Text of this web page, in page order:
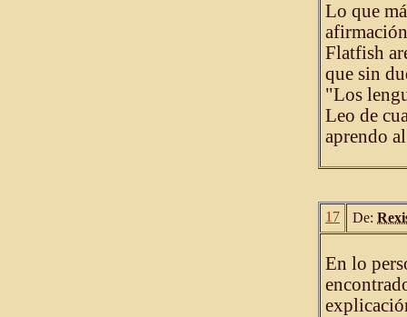
Lo que
afirmación
Flatfish
que sin
"Los
Leo de
aprendo
17 De:
En lo